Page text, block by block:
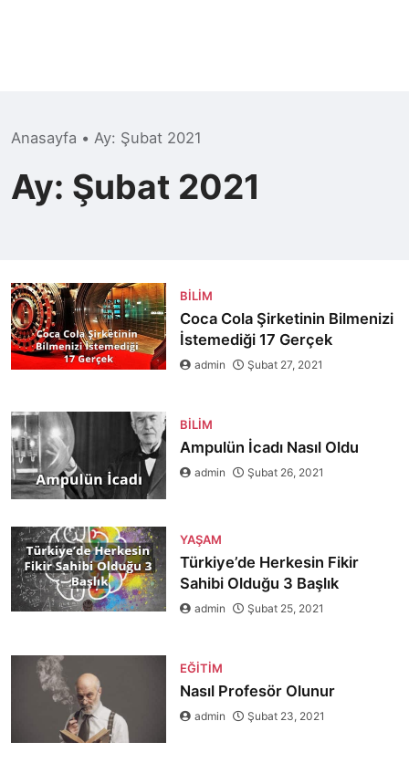
Anasayfa • Ay: Şubat 2021
Ay: Şubat 2021
BILIM
Coca Cola Şirketinin Bilmenizi
İstemediği 17 Gerçek
admin Şubat 27, 2021
BILIM
Ampulün İcadı Nasıl Oldu
admin Şubat 26, 2021
YAŞAM
Türkiye’de Herkesin Fikir
Sahibi Olduğu 3 Başlık
admin Şubat 25, 2021
EĞITIM
Nasıl Profesör Olunur
admin Şubat 23, 2021